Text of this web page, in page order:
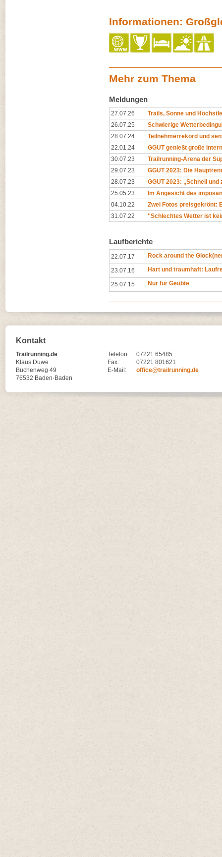
Informationen:
Mehr zum Thema
Meldungen
27.07.26
Trails, Sonne und
26.07.25
Schwierige
28.07.24
Teilnehmerrekord und
22.01.24
GGUT genießt große
30.07.23
Trailrunning-Arena der
29.07.23
GGUT 2023: Die
28.07.23
GGUT 2023: „Schnell und
25.05.23
Im Angesicht des
04.10.22
Zwei Fotos preisgekrönt:
31.07.22
''Schlechtes Wetter ist
Laufberichte
22.07.17 Rock around the
23.07.16 Hart und traumhaft:
25.07.15 Nur für Geübte
Kontakt
Trailrunning.de
Klaus Duwe
Buchenweg 49
76532 Baden-Baden
Telefon:
07221 65485
Fax:
07221 801621
E-Mail:
office@trailrunning.de